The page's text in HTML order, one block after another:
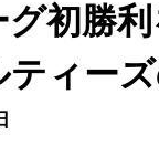
初勝
ィー